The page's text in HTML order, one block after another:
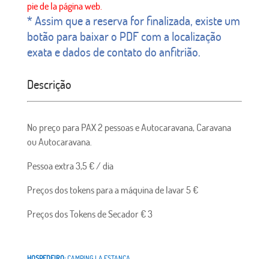
* Assim que a reserva for finalizada, existe um
botão para baixar o PDF com a localização
exata e dados de contato do anfitrião.
Descrição
No preço para PAX 2 pessoas e Autocaravana, Caravana
ou Autocaravana.
Pessoa extra 3,5 € / dia
Preços dos tokens para a máquina de lavar 5 €
Preços dos Tokens de Secador € 3